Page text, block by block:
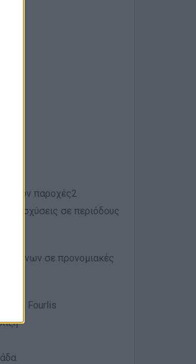
παροχές2
ενισχύσεις σε περιόδους
σε προνομιακές
Fourlis